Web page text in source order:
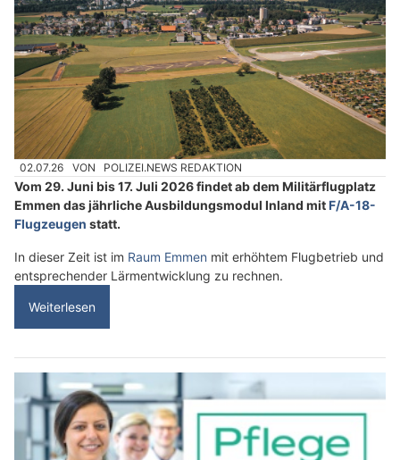
02.07.26 VON POLIZEI.NEWS REDAKTION
Vom 29. Juni bis 17. Juli 2026 findet ab dem Militärflugplatz
Emmen das jährliche Ausbildungsmodul Inland mitF/A-18-
Flugzeugen statt.
In dieser Zeit ist im Raum Emmen mit erhöhtem Flugbetrieb und
entsprechender Lärmentwicklung zu rechnen.
Weiterlesen